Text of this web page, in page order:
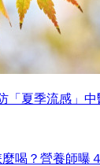
「夏季流感」
喝？營養師曝